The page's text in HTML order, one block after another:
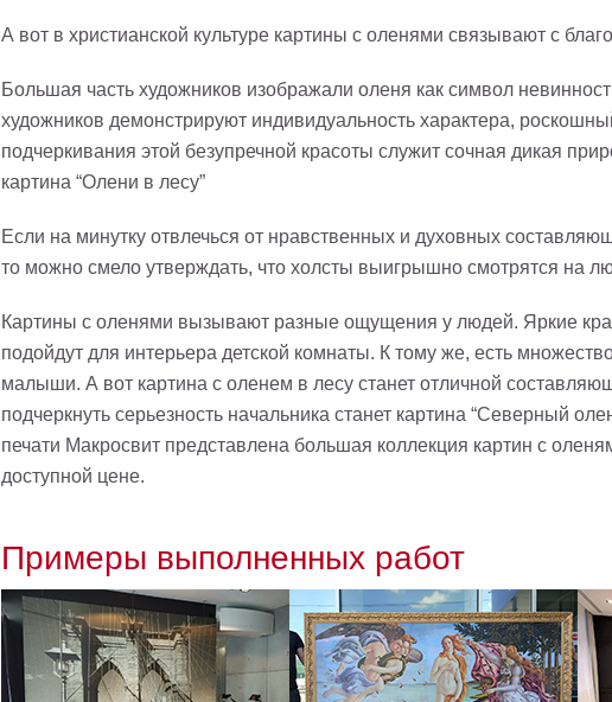
А вот в христианской культуре картины с оленями связывают с
Большая часть художников изображали оленя как символ
художников демонстрируют индивидуальность характера,
подчеркивания этой безупречной красоты служит сочная дикая
картина “Олени в лесу”
Если на минутку отвлечься от нравственных и духовных
то можно смело утверждать, что холсты выигрышно смотрятся на
Картины с оленями вызывают разные ощущения у людей. Яркие
подойдут для интерьера детской комнаты. К тому же, есть
малыши. А вот картина с оленем в лесу станет отличной
подчеркнуть серьезность начальника станет картина “Северный
печати Макросвит представлена большая коллекция картин с
доступной цене.
Примеры выполненных работ